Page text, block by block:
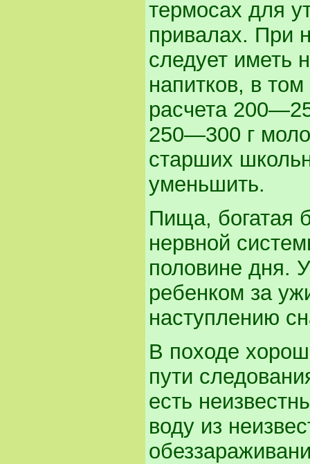
термосах для
привалах. При
следует иметь
напитков, в
расчета
250—300 г
старших
уменьшить.
Пища, богатая
нервной
половине дня.
ребенком за
наступлению
В походе
пути
есть
воду из